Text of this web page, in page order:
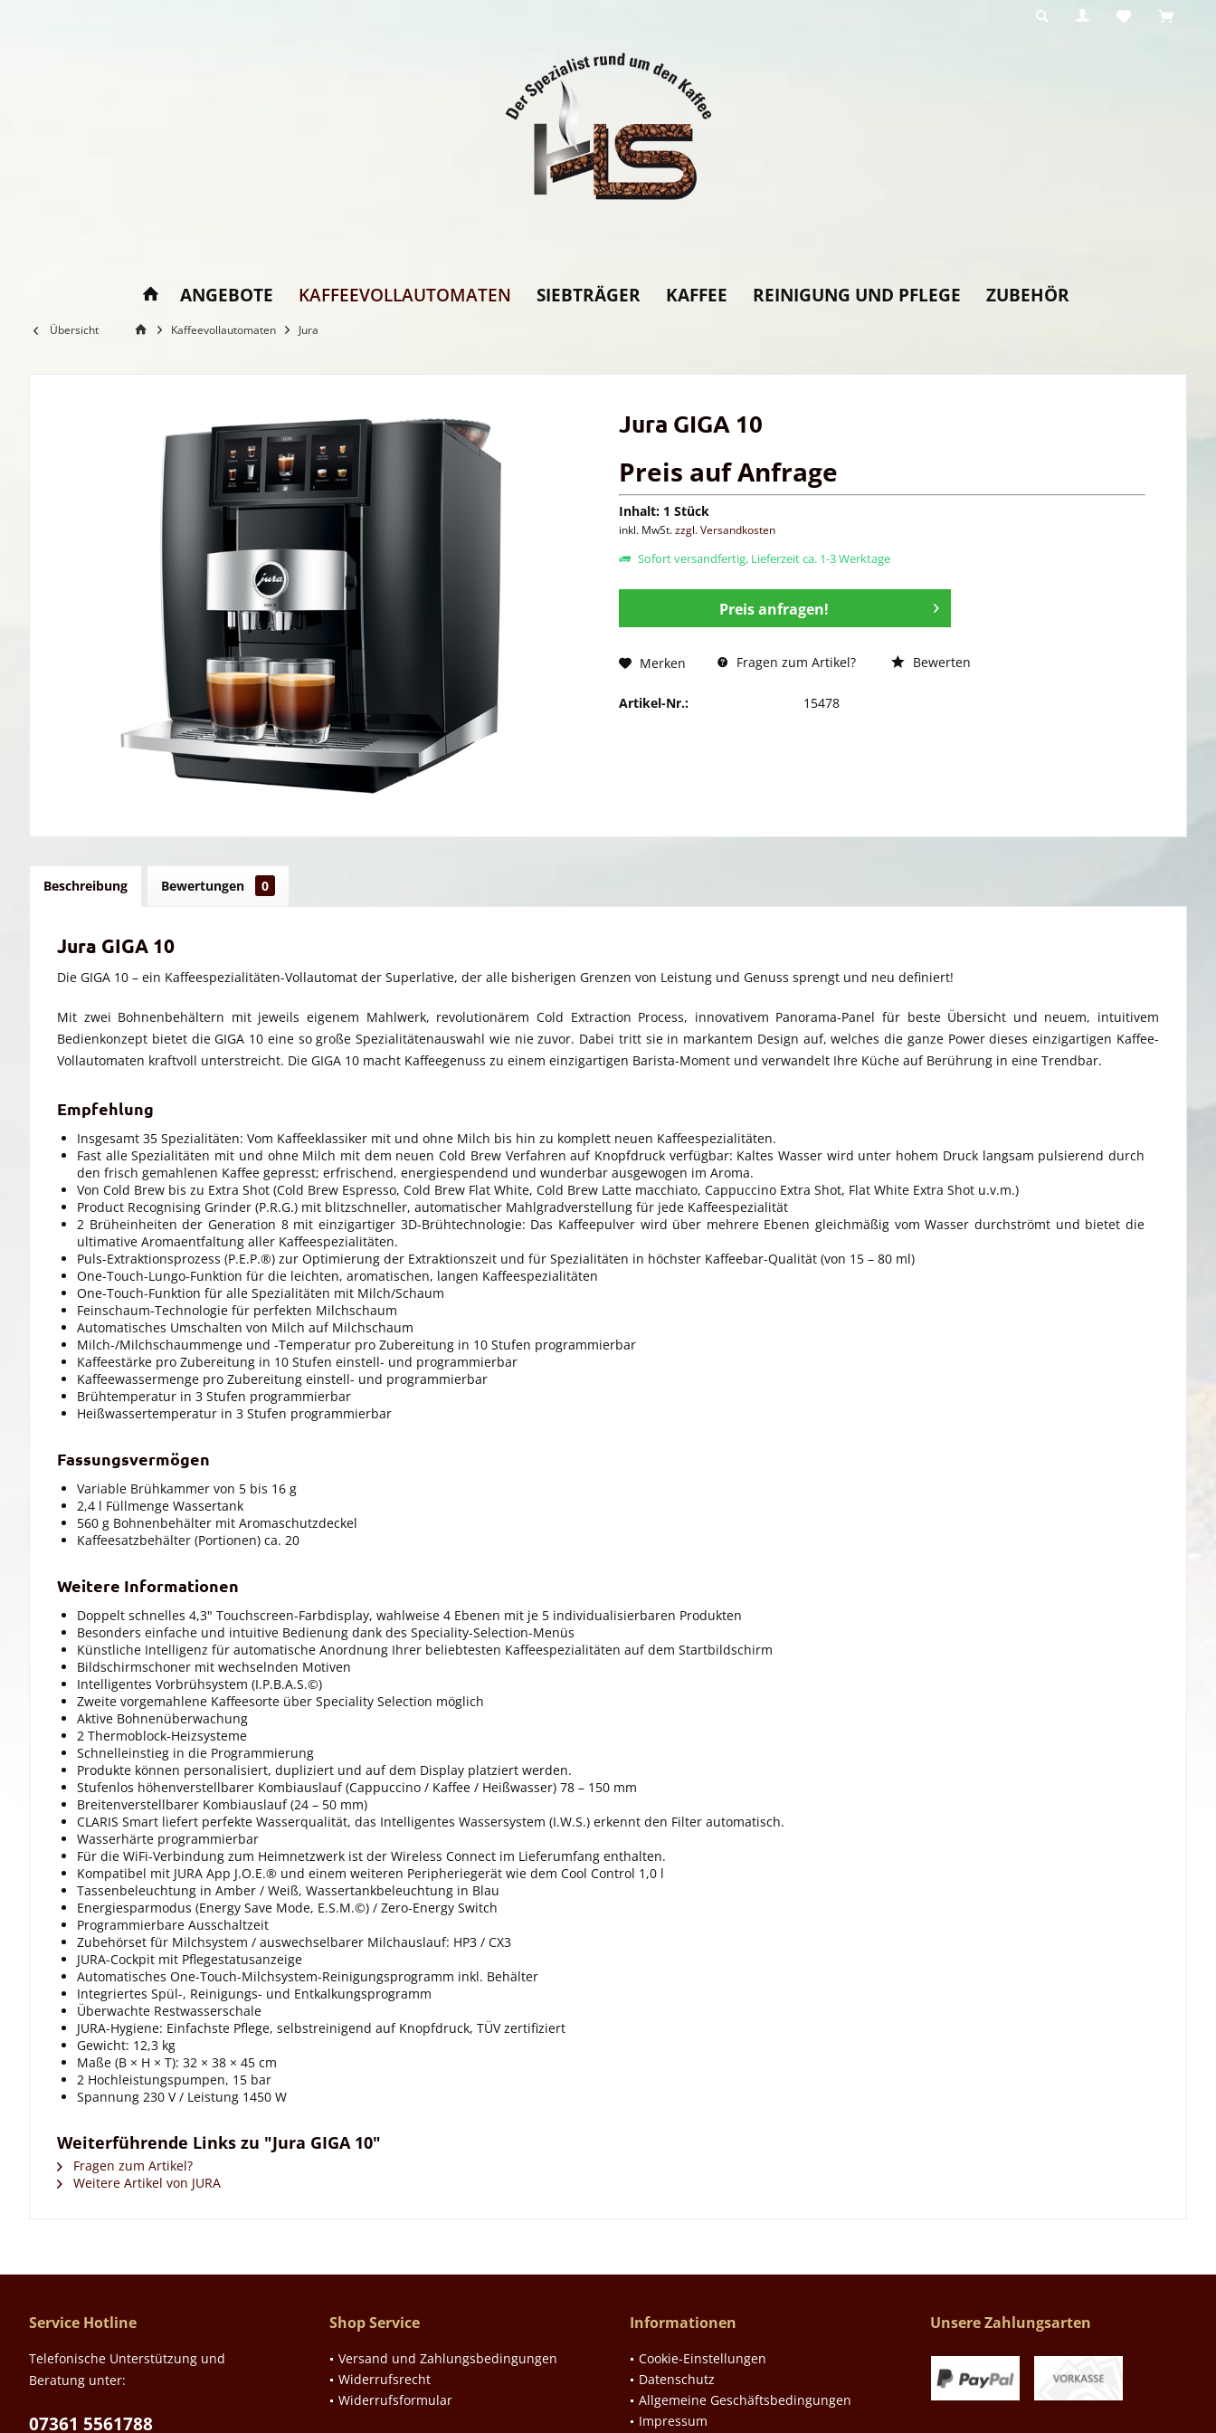
ANGEBOTE KAFFEEVOLLAUTOMATEN SIEBTRÄGER KAFFEE REINIGUNG UND PFLEGE ZUBEHÖR
Übersicht Kaffeevollautomaten Jura
Jura GIGA 10
Preis auf Anfrage
Inhalt: 1 Stück
inkl. MwSt.zzgl. Versandkosten
Sofort versandfertig, Lieferzeit ca. 1-3 Werktage
Preis anfragen!
Merken Fragen zum Artikel? Bewerten
Artikel-Nr.: 15478
Beschreibung Bewertungen 0
Jura GIGA 10
Die GIGA 10 – ein Kaffeespezialitäten-Vollautomat der Superlative, der alle bisherigen Grenzen von Leistung und Genuss sprengt und neu definiert!
Mit zwei Bohnenbehältern mit jeweils eigenem Mahlwerk, revolutionärem Cold Extraction Process, innovativem Panorama-Panel für beste Übersicht und neuem, intuitivem
Bedienkonzept bietet die GIGA 10 eine so große Spezialitätenauswahl wie nie zuvor. Dabei tritt sie in markantem Design auf, welches die ganze Power dieses einzigartigen Kaffee-
Vollautomaten kraftvoll unterstreicht. Die GIGA 10 macht Kaffeegenuss zu einem einzigartigen Barista-Moment und verwandelt Ihre Küche auf Berührung in eine Trendbar.
Empfehlung
Insgesamt 35 Spezialitäten: Vom Kaffeeklassiker mit und ohne Milch bis hin zu komplett neuen Kaffeespezialitäten.
Fast alle Spezialitäten mit und ohne Milch mit dem neuen Cold Brew Verfahren auf Knopfdruck verfügbar: Kaltes Wasser wird unter hohem Druck langsam pulsierend durch
den frisch gemahlenen Kaffee gepresst; erfrischend, energiespendend und wunderbar ausgewogen im Aroma.
Von Cold Brew bis zu Extra Shot (Cold Brew Espresso, Cold Brew Flat White, Cold Brew Latte macchiato, Cappuccino Extra Shot, Flat White Extra Shot u.v.m.)
Product Recognising Grinder (P.R.G.) mit blitzschneller, automatischer Mahlgradverstellung für jede Kaffeespezialität
2 Brüheinheiten der Generation 8 mit einzigartiger 3D-Brühtechnologie: Das Kaffeepulver wird über mehrere Ebenen gleichmäßig vom Wasser durchströmt und bietet die
ultimative Aromaentfaltung aller Kaffeespezialitäten.
Puls-Extraktionsprozess (P.E.P.®) zur Optimierung der Extraktionszeit und für Spezialitäten in höchster Kaffeebar-Qualität (von 15 – 80 ml)
One-Touch-Lungo-Funktion für die leichten, aromatischen, langen Kaffeespezialitäten
One-Touch-Funktion für alle Spezialitäten mit Milch/Schaum
Feinschaum-Technologie für perfekten Milchschaum
Automatisches Umschalten von Milch auf Milchschaum
Milch-/Milchschaummenge und -Temperatur pro Zubereitung in 10 Stufen programmierbar
Kaffeestärke pro Zubereitung in 10 Stufen einstell- und programmierbar
Kaffeewassermenge pro Zubereitung einstell- und programmierbar
Brühtemperatur in 3 Stufen programmierbar
Heißwassertemperatur in 3 Stufen programmierbar
Fassungsvermögen
Variable Brühkammer von 5 bis 16 g
2,4 l Füllmenge Wassertank
560 g Bohnenbehälter mit Aromaschutzdeckel
Kaffeesatzbehälter (Portionen) ca. 20
Weitere Informationen
Doppelt schnelles 4,3" Touchscreen-Farbdisplay, wahlweise 4 Ebenen mit je 5 individualisierbaren Produkten
Besonders einfache und intuitive Bedienung dank des Speciality-Selection-Menüs
Künstliche Intelligenz für automatische Anordnung Ihrer beliebtesten Kaffeespezialitäten auf dem Startbildschirm
Bildschirmschoner mit wechselnden Motiven
Intelligentes Vorbrühsystem (I.P.B.A.S.©)
Zweite vorgemahlene Kaffeesorte über Speciality Selection möglich
Aktive Bohnenüberwachung
2 Thermoblock-Heizsysteme
Schnelleinstieg in die Programmierung
Produkte können personalisiert, dupliziert und auf dem Display platziert werden.
Stufenlos höhenverstellbarer Kombiauslauf (Cappuccino / Kaffee / Heißwasser) 78 – 150 mm
Breitenverstellbarer Kombiauslauf (24 – 50 mm)
CLARIS Smart liefert perfekte Wasserqualität, das Intelligentes Wassersystem (I.W.S.) erkennt den Filter automatisch.
Wasserhärte programmierbar
Für die WiFi-Verbindung zum Heimnetzwerk ist der Wireless Connect im Lieferumfang enthalten.
Kompatibel mit JURA App J.O.E.® und einem weiteren Peripheriegerät wie dem Cool Control 1,0 l
Tassenbeleuchtung in Amber / Weiß, Wassertankbeleuchtung in Blau
Energiesparmodus (Energy Save Mode, E.S.M.©) / Zero-Energy Switch
Programmierbare Ausschaltzeit
Zubehörset für Milchsystem / auswechselbarer Milchauslauf: HP3 / CX3
JURA-Cockpit mit Pflegestatusanzeige
Automatisches One-Touch-Milchsystem-Reinigungsprogramm inkl. Behälter
Integriertes Spül-, Reinigungs- und Entkalkungsprogramm
Überwachte Restwasserschale
JURA-Hygiene: Einfachste Pflege, selbstreinigend auf Knopfdruck, TÜV zertifiziert
Gewicht: 12,3 kg
Maße (B × H × T): 32 × 38 × 45 cm
2 Hochleistungspumpen, 15 bar
Spannung 230 V / Leistung 1450 W
Weiterführende Links zu "Jura GIGA 10"
Fragen zum Artikel?
Weitere Artikel von JURA
Service Hotline
Telefonische Unterstützung und
Beratung unter:
07361 5561788
Shop Service
Versand und Zahlungsbedingungen
Widerrufsrecht
Widerrufsformular
Informationen
Cookie-Einstellungen
Datenschutz
Allgemeine Geschäftsbedingungen
Impressum
Unsere Zahlungsarten